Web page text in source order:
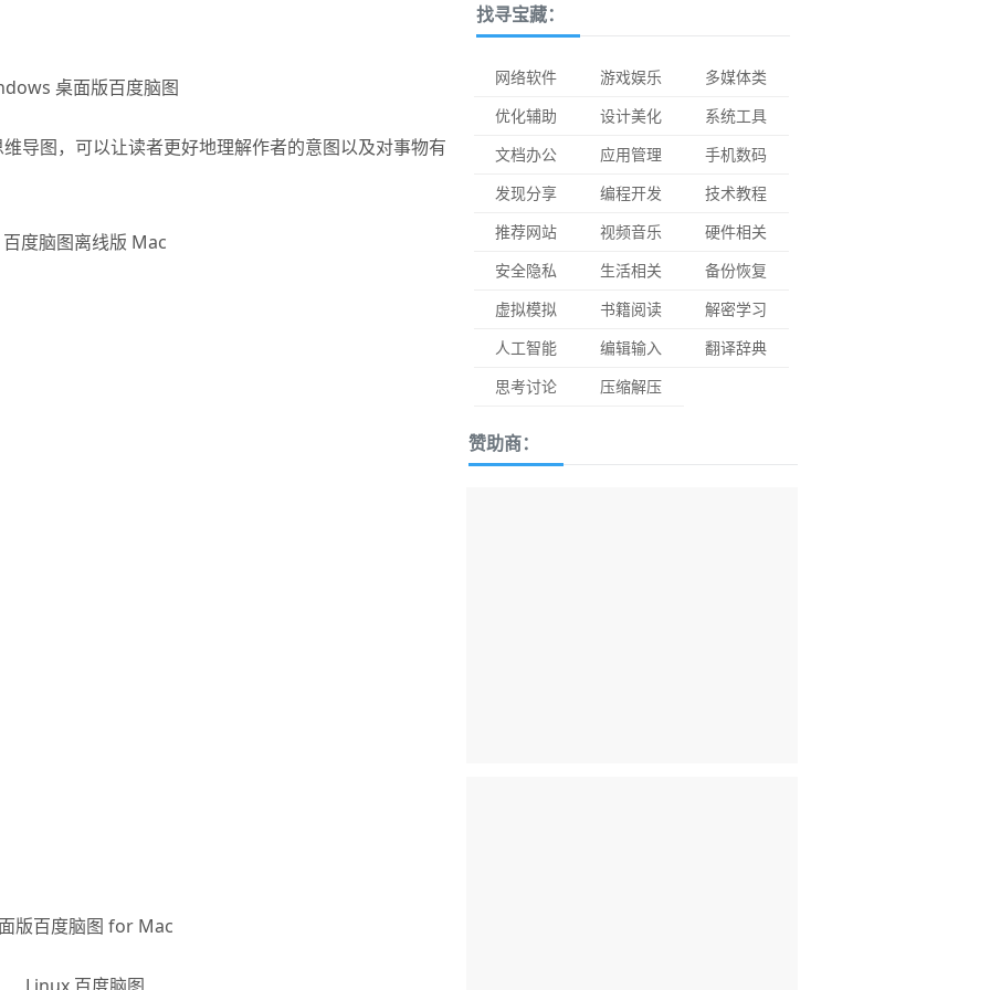
桌面版百度脑图
导图，可以让读者更好地理解作者的意图以及对事物有
版百度脑图 for Mac
找寻宝藏：
网络软件 游戏娱乐
多媒体类
优化辅助
设计美化
系统工具
文档办公
应用管理
手机数码
发现分享
编程开发
技术教程
推荐网站
视频音乐
硬件相关
安全隐私
生活相关
备份恢复
虚拟模拟
书籍阅读
解密学习
人工智能
编辑输入
翻译辞典
思考讨论
压缩解压
赞助商：